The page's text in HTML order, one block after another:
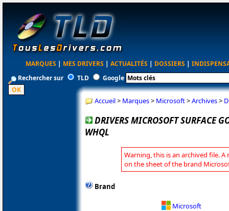
MARQUES | MES DRIVERS | ACTUALITÉS | DOSSIERS |
Rechercher sur
TLD Google
Accueil> Marques> Microsoft>Archives>
DRIVERS MICROSOFT SURFACE
WHQL
Warning, this is an archived file. A
on the sheet of the brand
Brand
Microsoft